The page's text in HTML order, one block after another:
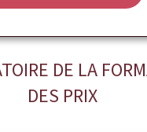
DE LA
DES PRIX